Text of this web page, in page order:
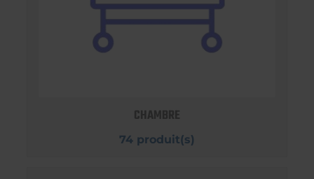
CHAMBRE
74 produit(s)